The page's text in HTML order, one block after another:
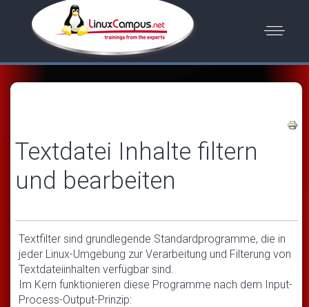
Textdatei Inhalte filtern
und bearbeiten
Textfilter sind grundlegende Standardprogramme, die in
jeder Linux-Umgebung zur Verarbeitung und Filterung von
Textdateiinhalten verfügbar sind.
Im Kern funktionieren diese Programme nach dem Input-
Process-Output-Prinzip: